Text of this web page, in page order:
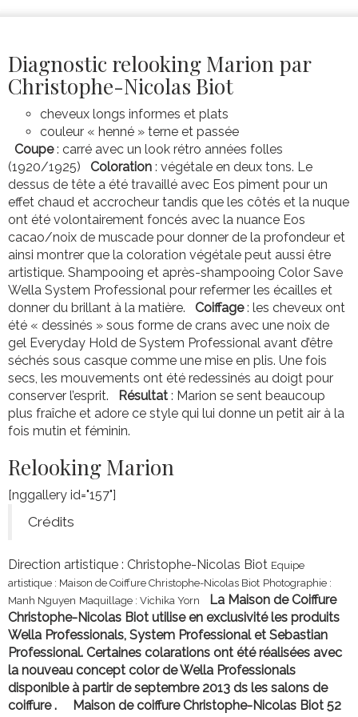
Diagnostic relooking Marion par
Christophe-Nicolas Biot
cheveux longs informes et plats
couleur « henné » terne et passée
Coupe: carré avec un look rétro années folles
(1920/1925) Coloration : végétale en deux tons. Le
dessus de tête a été travaillé avec Eos piment pour un
effet chaud et accrocheur tandis que les côtés et la nuque
ont été volontairement foncés avec la nuance Eos
cacao/noix de muscade pour donner de la profondeur et
ainsi montrer que la coloration végétale peut aussi être
artistique. Shampooing et après-shampooing Color Save
Wella System Professional pour refermer les écailles et
donner du brillant à la matière. Coiffage: les cheveux ont
été « dessinés » sous forme de crans avec une noix de
gel Everyday Hold de System Professional avant d’être
séchés sous casque comme une mise en plis. Une fois
secs, les mouvements ont été redessinés au doigt pour
conserver l’esprit.
Résultat : Marion se sent beaucoup
plus fraîche et adore ce style qui lui donne un petit air à la
fois mutin et féminin.
Relooking Marion
[nggallery id="157"]
Crédits
Direction artistique : Christophe-Nicolas Biot Equipe
artistique : Maison de Coiffure Christophe-Nicolas Biot Photographie :
Manh Nguyen Maquillage : Vichika Yorn
La Maison de Coiffure
Christophe-Nicolas Biot utilise en exclusivité les produits
Wella Professionals, System Professional et Sebastian
Professional. Certaines colarations ont été réalisées avec
la nouveau concept color de Wella Professionals
disponible à partir de septembre 2013 ds les salons de
coiffure .
Maison de coiffure Christophe-Nicolas Biot 52